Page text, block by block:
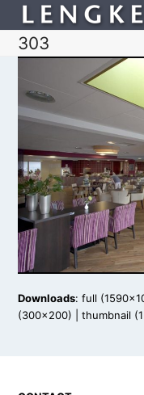
303
Downloads:full
(300x200) |thumbnail